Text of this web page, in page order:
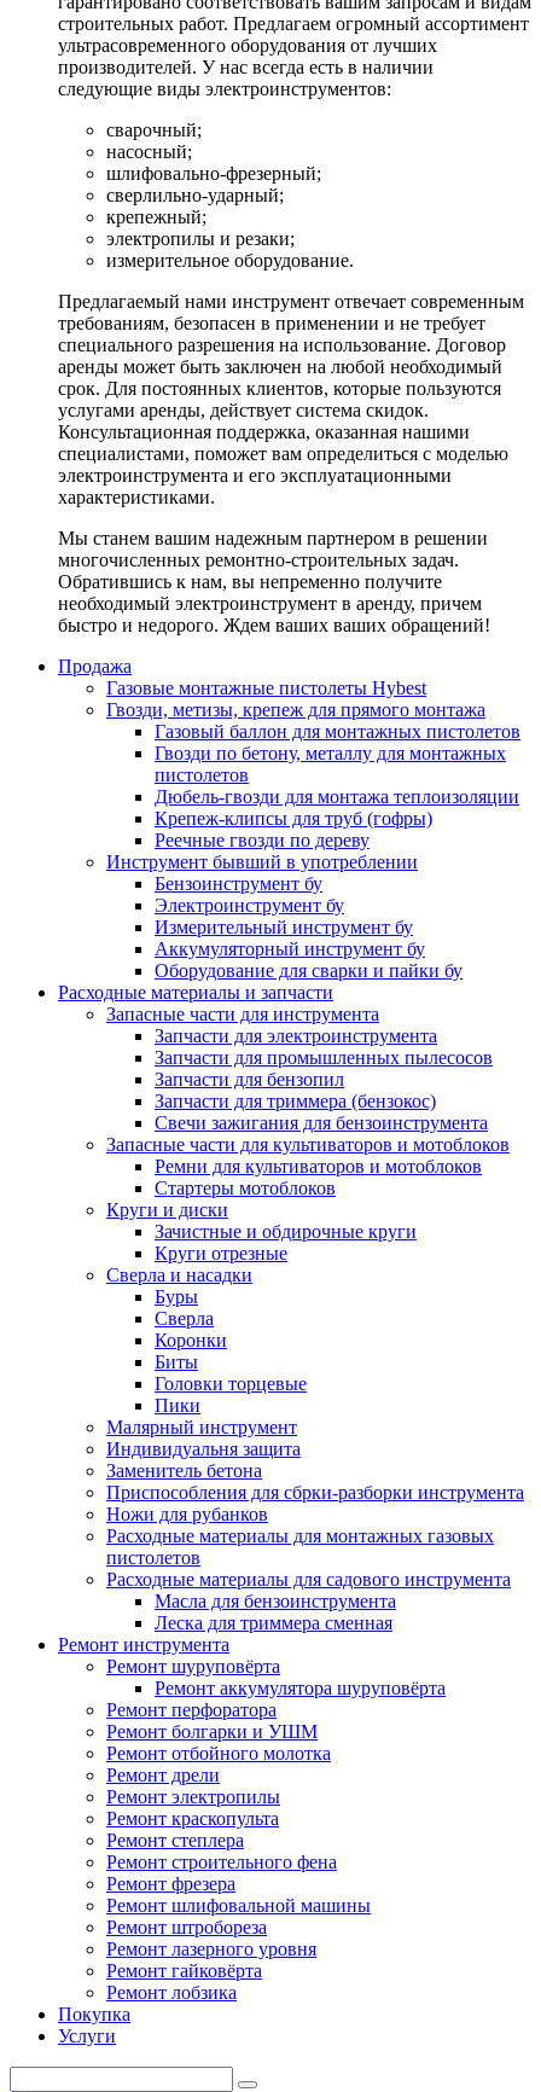
строительных работ. Предлагаем огромный ассортимент
ультрасовременного оборудования от лучших
производителей. У нас всегда есть в наличии
следующие виды электроинструментов:
сварочный;
насосный;
шлифовально-фрезерный;
сверлильно-ударный;
крепежный;
электропилы и резаки;
измерительное оборудование.
Предлагаемый нами инструмент отвечает современным
требованиям, безопасен в применении и не требует
специального разрешения на использование. Договор
аренды может быть заключен на любой необходимый
срок. Для постоянных клиентов, которые пользуются
услугами аренды, действует система скидок.
Консультационная поддержка, оказанная нашими
специалистами, поможет вам определиться с моделью
электроинструмента и его эксплуатационными
характеристиками.
Мы станем вашим надежным партнером в решении
многочисленных ремонтно-строительных задач.
Обратившись к нам, вы непременно получите
необходимый электроинструмент в аренду, причем
быстро и недорого. Ждем ваших ваших обращений!
Продажа
Газовые монтажные пистолеты Hybest
Гвозди, метизы, крепеж для прямого монтажа
Газовый баллон для монтажных пистолетов
Гвозди по бетону, металлу для монтажных
пистолетов
Дюбель-гвозди для монтажа теплоизоляции
Крепеж-клипсы для труб (гофры)
Реечные гвозди по дереву
Инструмент бывший в употреблении
Бензоинструмент бу
Электроинструмент бу
Измерительный инструмент бу
Аккумуляторный инструмент бу
Оборудование для сварки и пайки бу
Расходные материалы и запчасти
Запасные части для инструмента
Запчасти для электроинструмента
Запчасти для промышленных пылесосов
Запчасти для бензопил
Запчасти для триммера (бензокос)
Свечи зажигания для бензоинструмента
Запасные части для культиваторов и мотоблоков
Ремни для культиваторов и мотоблоков
Стартеры мотоблоков
Круги и диски
Зачистные и обдирочные круги
Круги отрезные
Сверла и насадки
Буры
Сверла
Коронки
Биты
Головки торцевые
Пики
Малярный инструмент
Индивидуальня защита
Заменитель бетона
Приспособления для сбрки-разборки инструмента
Ножи для рубанков
Расходные материалы для монтажных газовых
пистолетов
Расходные материалы для садового инструмента
Масла для бензоинструмента
Леска для триммера сменная
Ремонт инструмента
Ремонт шуруповёрта
Ремонт аккумулятора шуруповёрта
Ремонт перфоратора
Ремонт болгарки и УШМ
Ремонт отбойного молотка
Ремонт дрели
Ремонт электропилы
Ремонт краскопульта
Ремонт степлера
Ремонт строительного фена
Ремонт фрезера
Ремонт шлифовальной машины
Ремонт штробореза
Ремонт лазерного уровня
Ремонт гайковёрта
Ремонт лобзика
Покупка
Услуги